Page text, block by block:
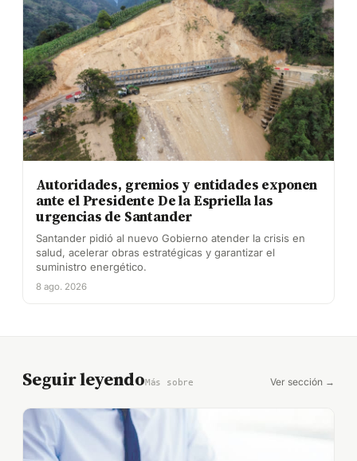
Autoridades, gremios y entidades exponen
ante el Presidente De la Espriella las
urgencias de Santander
Santander pidió al nuevo Gobierno atender la crisis en
salud, acelerar obras estratégicas y garantizar el
suministro energético.
8 ago. 2026
Seguir leyendoMás sobre Ver sección →